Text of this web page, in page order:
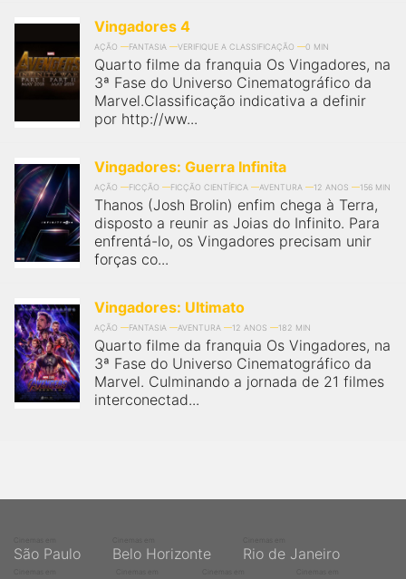
Vingadores 4
AÇÃO FANTASIA VERIFIQUE A CLASSIFICAÇÃO 0 MIN
Quarto filme da franquia Os Vingadores, na
3ª Fase do Universo Cinematográfico da
Marvel.Classificação indicativa a definir
por http://ww...
Vingadores: Guerra Infinita
AÇÃO FICÇÃO FICÇÃO CIENTÍFICA AVENTURA 12 ANOS 156 MIN
Thanos (Josh Brolin) enfim chega à Terra,
disposto a reunir as Joias do Infinito. Para
enfrentá-lo, os Vingadores precisam unir
forças co...
Vingadores: Ultimato
AÇÃO FANTASIA AVENTURA 12 ANOS 182 MIN
Quarto filme da franquia Os Vingadores, na
3ª Fase do Universo Cinematográfico da
Marvel. Culminando a jornada de 21 filmes
interconectad...
São Paulo Belo Horizonte Rio de Janeiro